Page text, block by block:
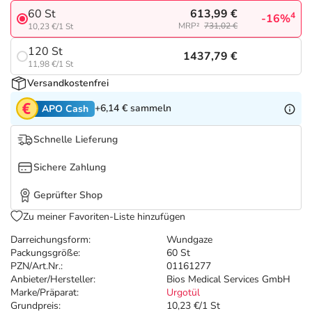
Tierapotheke
Vitamine & Mineralstoffe
Marken
Salus Deals
Darreichungsform:
Wundgaze
Packungsgröße:
60 St
PZN/Art.Nr.:
01161277
Anbieter/Hersteller:
Bios Medical Services GmbH
Marke/Präparat:
Urgotül
Grundpreis:
10,23 €/1 St
60 St
10,23 €/1 St
613,99 €
MRP² 731,02 € -16%4
120 St
11,98 €/1 St
1437,79 €
Versandkostenfrei
APO Cash +6,14 € sammeln
Schnelle Lieferung
Sichere Zahlung
Geprüfter Shop
Zu meiner Favoriten-Liste hinzufügen